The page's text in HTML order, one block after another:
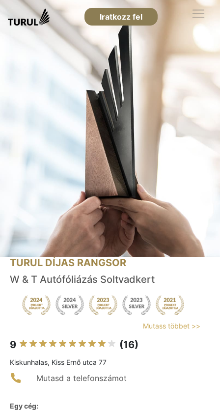
Iratkozz fel
TURUL DÍJAS RANGSOR
W & T Autófóliázás Soltvadkert
Mutass többet >>
9 (16)
Kiskunhalas, Kiss Ernő utca 77
Mutasd a telefonszámot
Egy cég: